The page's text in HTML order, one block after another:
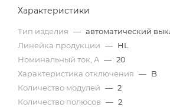
Характеристики
Тип изделия — автоматический
Линейка продукции — HL
Номинальный ток, A — 20
Характеристика отключения — B
Количество модулей — 2
Количество полюсов — 2